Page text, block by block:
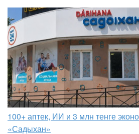
100+ аптек, ИИ и 3 млн тенге
«Садыхан»